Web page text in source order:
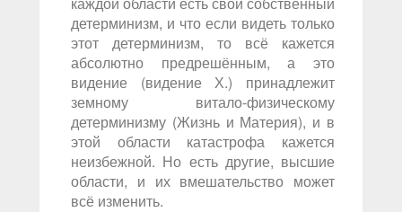
детерминизм, и что если видеть только
этот детерминизм, то всё кажется
абсолютно предрешённым, а это
видение (видение Х.) принадлежит
земному витало-физическому
детерминизму (Жизнь и Материя), и в
этой области катастрофа кажется
неизбежной. Но есть другие, высшие
области, и их вмешательство может
всё изменить.